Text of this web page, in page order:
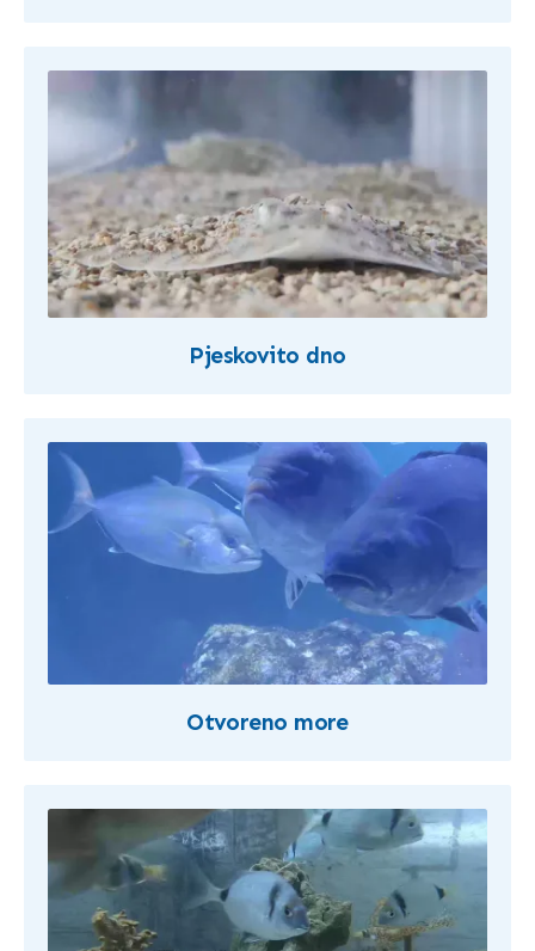
Pjeskovito dno
Otvoreno more